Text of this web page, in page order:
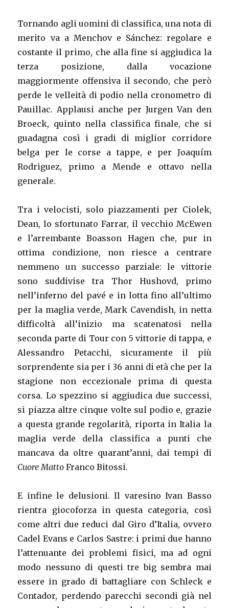
Tornando agli uomini di classifica, una nota di
merito va a Menchov e Sánchez: regolare e
costante il primo, che alla fine si aggiudica la
terza posizione, dalla vocazione
maggiormente offensiva il secondo, che però
perde le velleità di podio nella cronometro di
Pauillac. Applausi anche per Jurgen Van den
Broeck, quinto nella classifica finale, che si
guadagna così i gradi di miglior corridore
belga per le corse a tappe, e per Joaquím
Rodriguez, primo a Mende e ottavo nella
generale.
Tra i velocisti, solo piazzamenti per Ciolek,
Dean, lo sfortunato Farrar, il vecchio McEwen
e l’arrembante Boasson Hagen che, pur in
ottima condizione, non riesce a centrare
nemmeno un successo parziale: le vittorie
sono suddivise tra Thor Hushovd, primo
nell’inferno del pavé e in lotta fino all’ultimo
per la maglia verde, Mark Cavendish, in netta
difficoltà all’inizio ma scatenatosi nella
seconda parte di Tour con 5 vittorie di tappa, e
Alessandro Petacchi, sicuramente il più
sorprendente sia per i 36 anni di età che per la
stagione non eccezionale prima di questa
corsa. Lo spezzino si aggiudica due successi,
si piazza altre cinque volte sul podio e, grazie
a questa grande regolarità, riporta in Italia la
maglia verde della classifica a punti che
mancava da oltre quarant’anni, dai tempi di
Cuore MattoFranco Bitossi.
E infine le delusioni. Il varesino Ivan Basso
rientra giocoforza in questa categoria, così
come altri due reduci dal Giro d’Italia, ovvero
Cadel Evans e Carlos Sastre: i primi due hanno
l’attenuante dei problemi fisici, ma ad ogni
modo nessuno di questi tre big sembra mai
essere in grado di battagliare con Schleck e
Contador, perdendo parecchi secondi già nel